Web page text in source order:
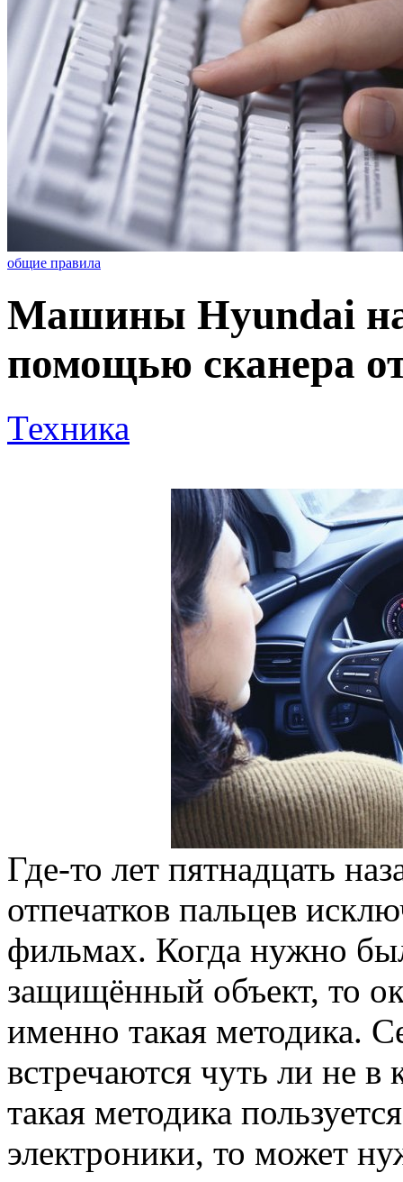
общие правила
Машины Hyundai
помощью сканера
Техника
Где-то лет пятнадцать
отпечатков пальцев
фильмах. Когда нужно
защищённый объект, то
именно такая методика.
встречаются чуть ли не
такая методика
электроники, то может